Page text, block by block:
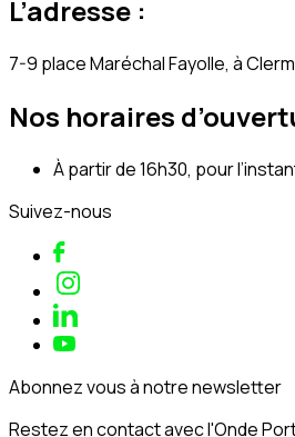
L’adresse :
7-9 place Maréchal Fayolle, à
Nos horaires
À partir de 16h30, pour
Suivez-nous
Abonnez vous à notre newsletter
Restez en contact avec l'Onde